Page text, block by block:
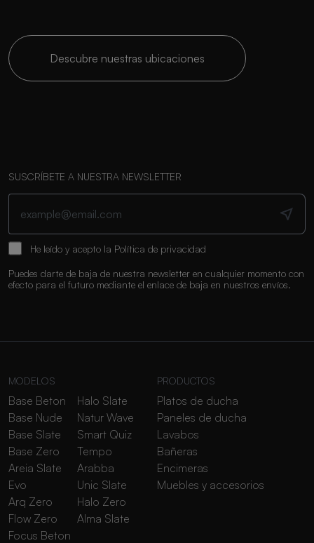
Descubre nuestras ubicaciones
SUSCRÍBETE A NUESTRA NEWSLETTER
He leído y acepto la Política de privacidad
Puedes darte de baja de nuestra newsletter en cualquier momento con
efecto para el futuro mediante el enlace de baja en nuestros envíos.
MODELOS
Base Beton
Base Nude
Base Slate
Base Zero
Areia Slate
Evo
Arq Zero
Flow Zero
Focus Beton
Halo Slate
Natur Wave
Smart Quiz
Tempo
Arabba
Unic Slate
Halo Zero
Alma Slate
PRODUCTOS
Platos de ducha
Paneles de ducha
Lavabos
Bañeras
Encimeras
Muebles y accesorios